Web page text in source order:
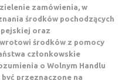
zamówienia, w
środków pochodzących
oraz
środków z pomocy
członkowskie
o Wolnym Handlu
być przeznaczone na